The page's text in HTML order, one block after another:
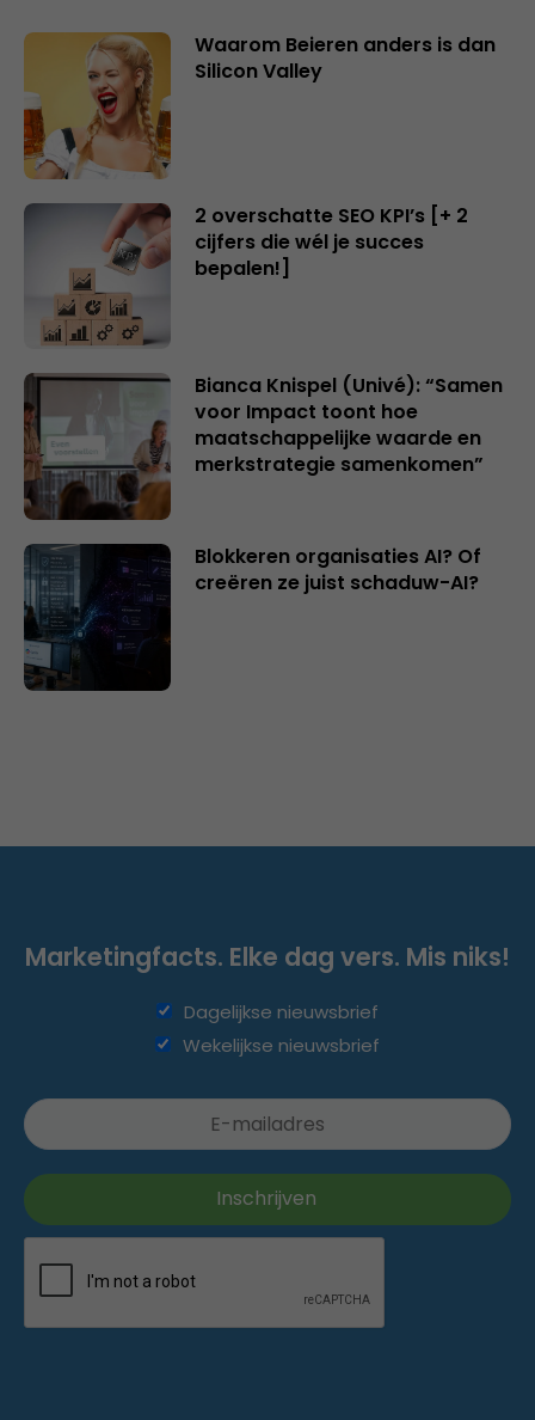
Waarom Beieren anders is dan
Silicon Valley
2 overschatte SEO KPI’s [+ 2
cijfers die wél je succes
bepalen!]
Bianca Knispel (Univé): “Samen
voor Impact toont hoe
maatschappelijke waarde en
merkstrategie samenkomen”
Blokkeren organisaties AI? Of
creëren ze juist schaduw-AI?
Marketingfacts. Elke dag vers. Mis niks!
Dagelijkse nieuwsbrief
Wekelijkse nieuwsbrief